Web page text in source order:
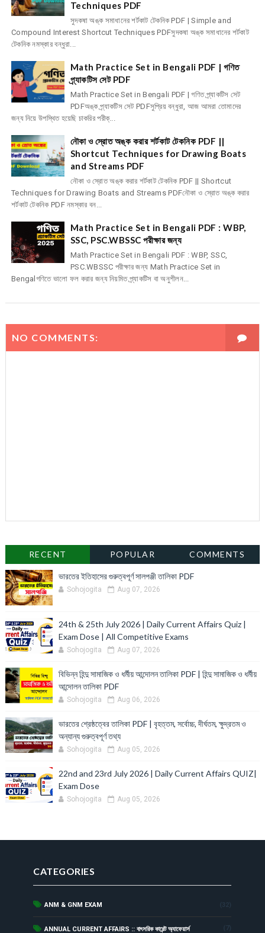
Techniques PDF
সুদকষা অঙ্ক সমাধানের শর্টকাট টেকনিক PDF | Simple and
Compound Interest Shortcut Techniques PDFসুদকষা অঙ্ক সমাধানের শর্টকাট
টেকনিক নমস্কার বন্ধুরা...
Math Practice Set in Bengali PDF | গণিত
প্র্যাকটিস সেট PDF
Math Practice Set in Bengali PDF | গণিত প্র্যাকটিস সেট
PDFঅঙ্ক প্র্যাকটিস সেট PDFসুপ্রিয় বন্ধুরা, আজ আমরা তোমাদের
জন্য নিয়ে উপস্থিত হয়েছি চাকরির পরীক্...
নৌকা ও স্রোত অঙ্ক করার শর্টকাট টেকনিক PDF ||
Shortcut Techniques for Drawing Boats
and Streams PDF
নৌকা ও স্রোত অঙ্ক করার শর্টকাট টেকনিক PDF || Shortcut
Techniques for Drawing Boats and Streams PDFনৌকা ও স্রোত অঙ্ক করার
শর্টকাট টেকনিক PDF নমস্কার বন...
Math Practice Set in Bengali PDF : WBP,
SSC, PSC.WBSSC পরীক্ষার জন্য
Math Practice Set in Bengali PDF : WBP, SSC,
PSC.WBSSC পরীক্ষার জন্য Math Practice Set in
Bengalগণিতে ভালো ফল করার জন্য নিয়মিত প্র্যাকটিস বা অনুশীলন...
NO COMMENTS:
RECENT POPULAR COMMENTS
ভারতের ইতিহাসের গুরুত্বপূর্ণ সালপঞ্জী তালিকা PDF
Sohojogita Aug 07, 2026
24th & 25th July 2026 | Daily Current Affairs Quiz |
Exam Dose | All Competitive Exams
Sohojogita Aug 07, 2026
বিভিন্ন হিন্দু সামাজিক ও ধর্মীয় আন্দোলন তালিকা PDF | হিন্দু সামাজিক ও ধর্মীয়
আন্দোলন তালিকা PDF
Sohojogita Aug 06, 2026
ভারতের শ্রেষ্ঠত্বের তালিকা PDF | বৃহত্তম, সর্বোচ্চ, দীর্ঘতম, ক্ষুদ্রতম ও
অন্যান্য গুরুত্বপূর্ণ তথ্য
Sohojogita Aug 05, 2026
22nd and 23rd July 2026 | Daily Current Affairs QUIZ|
Exam Dose
Sohojogita Aug 05, 2026
CATEGORIES
ANM & GNM EXAM (32)
ANNUAL CURRENT AFFAIRS :: বাৎসরিক কারেন্ট অ্যাফেয়ার্স (7)